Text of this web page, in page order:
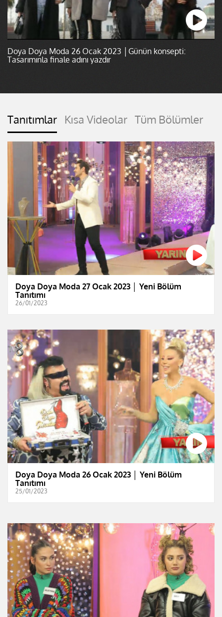
Doya Doya Moda 26 Ocak 2023 │Günün konsepti:
Tasarımınla finale adını yazdır
Tanıtımlar Kısa Videolar Tüm Bölümler
Doya Doya Moda 27 Ocak 2023 │ Yeni Bölüm
Tanıtımı
26/01/2023
Doya Doya Moda 26 Ocak 2023 │ Yeni Bölüm
Tanıtımı
25/01/2023